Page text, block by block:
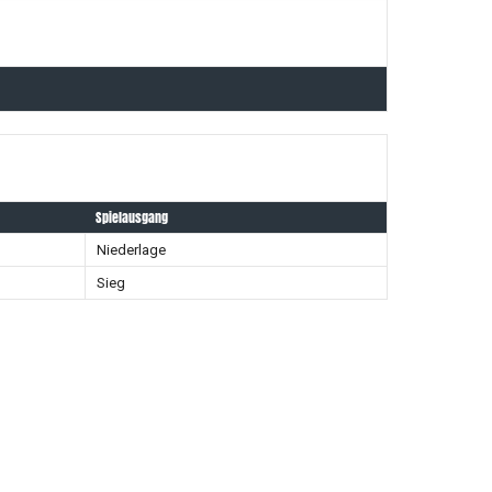
Spielausgang
Niederlage
Sieg